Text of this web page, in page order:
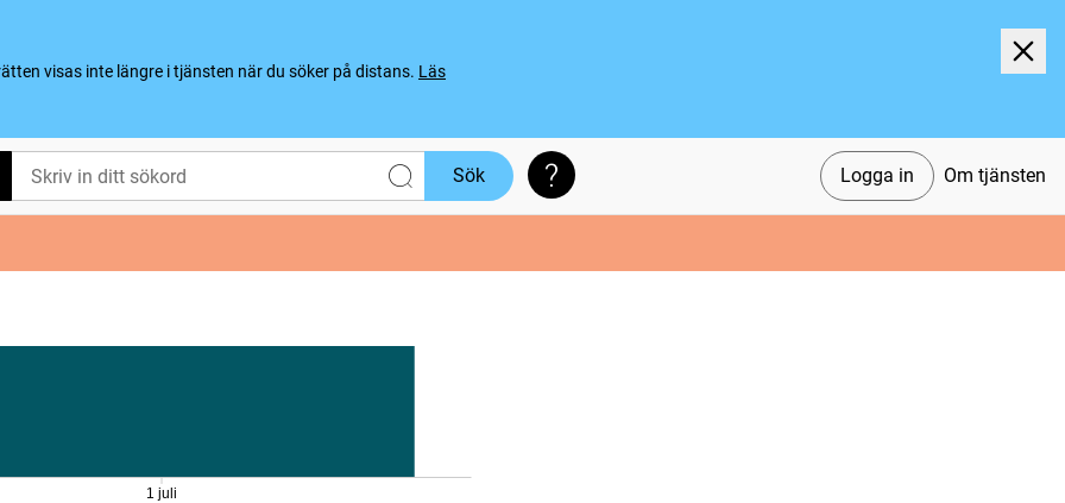
visas inte längre i tjänsten när du söker på distans. Läs
Logga in Om tjänsten
Sök Söktips
1 juli